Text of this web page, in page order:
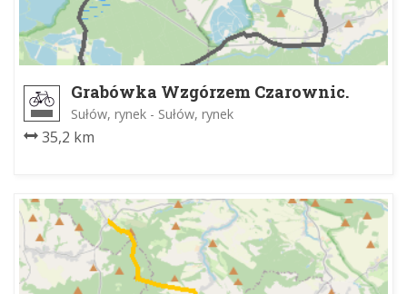
Grabówka Wzgórzem Czarownic.
DOT60.gpx
Sułów, rynek - Sułów, rynek
35,2 km